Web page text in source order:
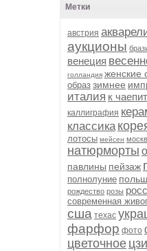
Метки
австрия
аукционы
венеция
голландия женские
образ зимнее
италия к
каллиграфия
классика
лотосы мейсен
натюрморты
павлины пейзаж
полнолуние
рождество розы
современная
сша техас
фарфор фото
цветочное